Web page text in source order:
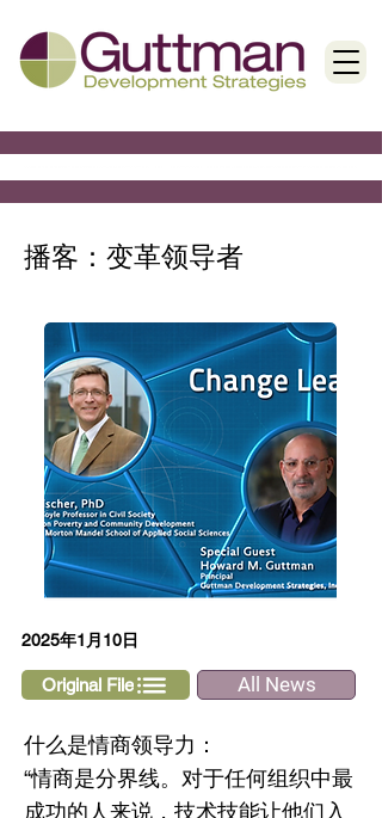
播客：变革领导者
2025年1月10日
Original File All News
什么是情商领导力：
“情商是分界线。对于任何组织中最
成功的人来说，技术技能让他们入